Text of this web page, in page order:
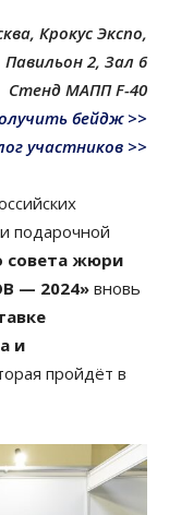
Крокус Экспо,
Павильон 2, Зал 6
Стенд МАПП F-40
бейдж >>
участников >>
подарочной
совета жюри
— 2024» вновь
и
пройдёт в